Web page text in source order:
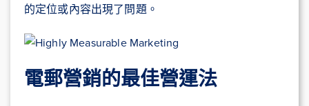
的定位或內容出現了問題。
電郵營銷的最佳營運法